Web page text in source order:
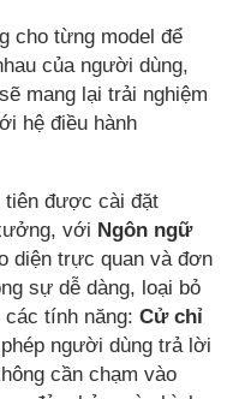
cho từng model để
của người dùng,
mang lại trải nghiệm
hệ điều hành
tiên được cài đặt
với Ngôn ngữ
diện trực quan và đơn
sự dễ dàng, loại bỏ
tính năng: Cử chỉ
người dùng trả lời
cần chạm vào